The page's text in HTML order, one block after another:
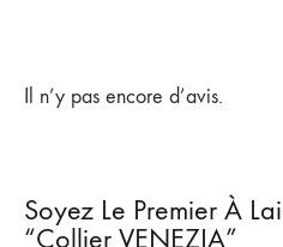
Il n’y pas encore d’avis.
Soyez Le Premier À
“Collier VENEZIA”